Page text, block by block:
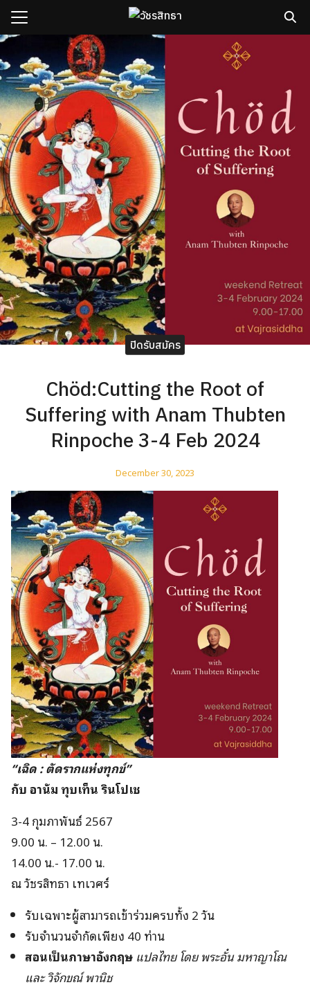
Skip
content
เรา
ชรปัญญา
และคอร์ส
ม
มรู้
า
Search
for:
ปิดรับสมัคร
Chöd:Cutting the Root of
Suffering with Anam Thubten
Rinpoche 3-4 Feb 2024
December 30, 2023
“เฉิด : ตัดรากแห่งทุกข์”
กับ อานัม ทุบเท็น รินโปเช
3-4 กุมภาพันธ์ 2567
9.00 น. – 12.00 น.
14.00 น.- 17.00 น.
ณวัชรสิทธา เทเวศร์
รับเฉพาะผู้สามารถเข้าร่วมครบทั้ง 2 วัน
รับจำนวนจำกัดเพียง 40 ท่าน
สอนเป็นภาษาอังกฤษ แปลไทย โดย พระอั๋น มหาญาโณ
และ วิจักขณ์ พานิช